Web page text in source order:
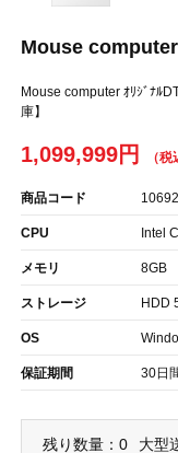
Mouse computer
Mouse computer ｵﾘｼﾞﾅﾙ
庫】
1,099,999円
商品コード
CPU Intel
メモリ 8GB
ストレージ HDD
OS
保証期間 30日
残り数量：0 大型